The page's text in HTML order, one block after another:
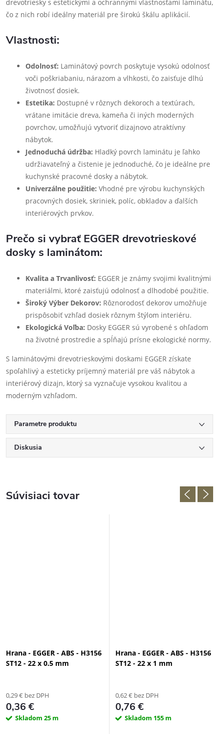
drevotriesky s estetickými a ochrannými vlastnosťami laminátu,
čo z nich robí ideálny materiál pre širokú škálu aplikácií.
Vlastnosti:
Odolnosť: Laminátový povrch poskytuje vysokú odolnosť
voči poškriabaniu, nárazom a vlhkosti, čo zaisťuje dlhú
životnosť dosiek.
Estetika: Dostupné v rôznych dekoroch a textúrach,
vrátane imitácie dreva, kameňa či iných moderných
povrchov, umožňujú vytvoriť dizajnovo atraktívny
nábytok.
Jednoduchá údržba: Hladký povrch laminátu je ľahko
udržiavateľný a čistenie je jednoduché, čo je ideálne pre
kuchynské pracovné dosky a nábytok.
Univerzálne použitie: Vhodné pre výrobu kuchynských
pracovných dosiek, skriniek, políc, obkladov a ďalších
interiérových prvkov.
Prečo si vybrať EGGER drevotrieskové
dosky s laminátom:
Kvalita a Trvanlivosť: EGGER je známy svojimi kvalitnými
materiálmi, ktoré zaisťujú odolnosť a dlhodobé použitie.
Široký Výber Dekorov: Rôznorodosť dekorov umožňuje
prispôsobiť vzhľad dosiek rôznym štýlom interiéru.
Ekologická Voľba: Dosky EGGER sú vyrobené s ohľadom
na životné prostredie a spĺňajú prísne ekologické normy.
S laminátovými drevotrieskovými doskami EGGER získate
spoľahlivý a esteticky príjemný materiál pre váš nábytok a
interiérový dizajn, ktorý sa vyznačuje vysokou kvalitou a
moderným vzhľadom.
Parametre produktu
Diskusia
Súvisiaci tovar
Hrana - EGGER - ABS - H3156
ST12 - 22 x 0.5 mm
0,29 € bez DPH
0,36 €
Skladom 25 m
Hrana - EGGER - ABS - H3156
ST12 - 22 x 1 mm
0,62 € bez DPH
0,76 €
Skladom 155 m